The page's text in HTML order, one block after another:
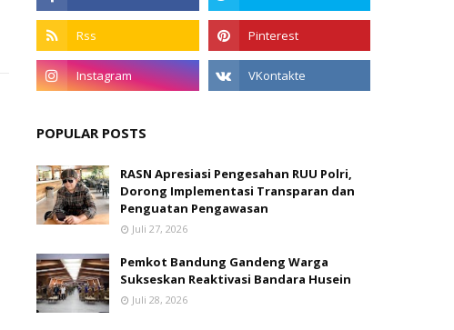
POPULAR POSTS
RASN Apresiasi Pengesahan RUU Polri,
Dorong Implementasi Transparan dan
Penguatan Pengawasan
Juli 27, 2026
Pemkot Bandung Gandeng Warga
Sukseskan Reaktivasi Bandara Husein
Juli 28, 2026